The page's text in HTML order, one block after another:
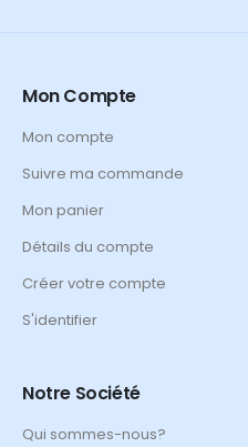
Mon Compte
Mon compte
Suivre ma commande
Mon panier
Détails du compte
Créer votre compte
S'identifier
Notre Société
Qui sommes-nous?